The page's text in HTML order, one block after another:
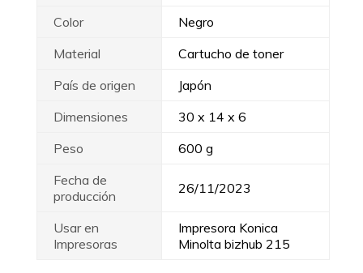
Color
Negro
Material
Cartucho de toner
País de origen
Japón
Dimensiones
30 x 14 x 6
Peso
600 g
Fecha de
producción
26/11/2023
Usar en
Impresoras
Impresora Konica
Minolta bizhub 215